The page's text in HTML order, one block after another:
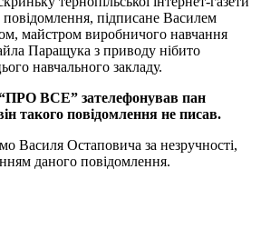
підписане Василем
, майстром виробничого навчання
Паращука з приводу нібито
навчального закладу.
“ПРО ВСЕ” зателефонував пан
такого повідомлення не писав.
Василя Остаповича за незручності,
даного повідомлення.